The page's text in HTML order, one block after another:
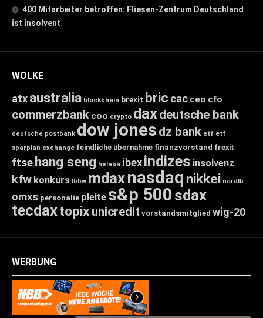
400 Mitarbeiter betroffen: Fliesen-Zentrum Deutschland
ist insolvent
WOLKE
atxaustralia blockchain brexit bric cac ceo cfo
commerzbank coo crypto daxdeutsche bank
deutsche postbank dow jones dz bank etf etf
sparplan exchange feindliche übernahme finanzvorstand frexit
ftse hang seng helaba ibexindizes insolvenz
kfw konkurs lbbw mdaxnasdaq nikkei nordlb
omxs personalie pleite s&p 500 sdax
tecdaxtopixunicredit vorstandsmitglied wig-20
WERBUNG